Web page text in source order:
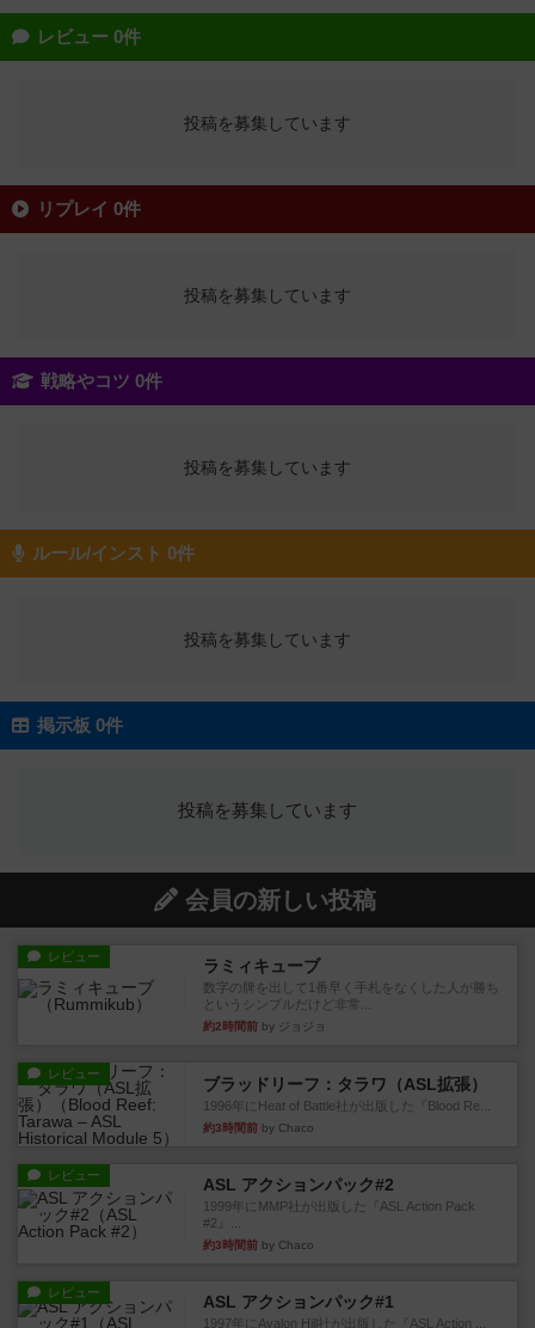
レビュー 0件
投稿を募集しています
リプレイ 0件
投稿を募集しています
戦略やコツ 0件
投稿を募集しています
ルール/インスト 0件
投稿を募集しています
掲示板 0件
投稿を募集しています
会員の新しい投稿
レビュー ラミィキューブ
数字の牌を出して1番早く手札をなくした人が勝ち
というシンプルだけど非常...
約2時間前 by ジョジョ
レビュー
ブラッドリーフ：タラワ（ASL拡張）
1996年にHeat of Battle社が出版した『Blood Re...
約3時間前 by Chaco
レビュー ASL アクションパック#2
1999年にMMP社が出版した『ASL Action Pack
#2』...
約3時間前 by Chaco
レビュー ASL アクションパック#1
1997年にAvalon Hill社が出版した『ASL Action ...